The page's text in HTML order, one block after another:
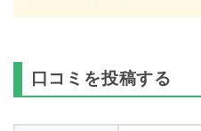
口コミを投稿する